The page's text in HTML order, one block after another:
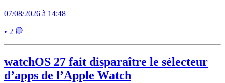
07/08/2026 à 14:48
• 2
watchOS 27 fait disparaître le sélecteur
d’apps de l’Apple Watch